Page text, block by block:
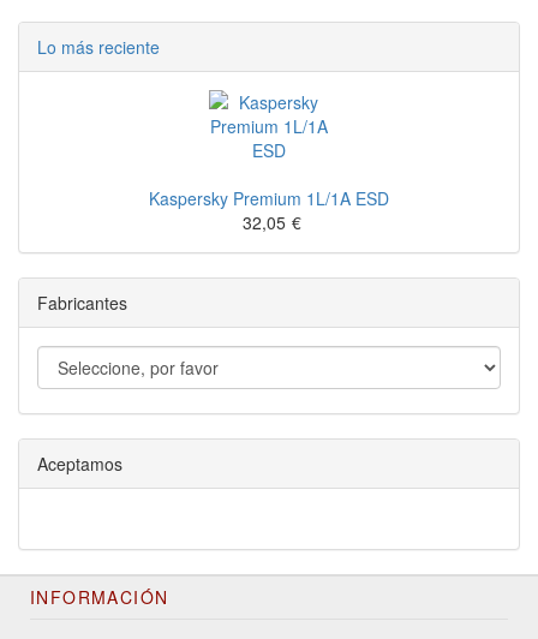
Lo más reciente
Kaspersky Premium 1L/1A ESD
32,05 €
Fabricantes
Aceptamos
INFORMACIÓN